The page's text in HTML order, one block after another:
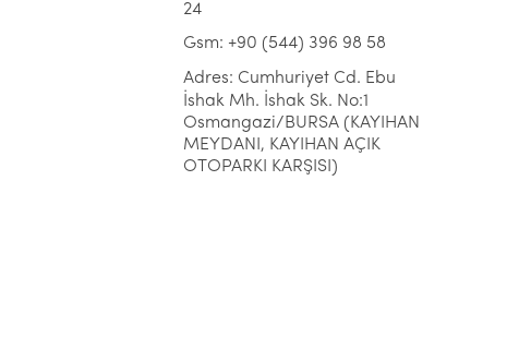
24
Gsm: +90 (544) 396 98 58
Adres: Cumhuriyet Cd. Ebu
İshak Mh. İshak Sk. No:1
Osmangazi/BURSA (KAYIHAN
MEYDANI, KAYIHAN AÇIK
OTOPARKI KARŞISI)